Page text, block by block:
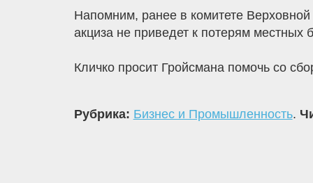
Напомним, ранее в комитете
акциза не приведет к потерям местных
Кличко просит Гройсмана помочь со
Рубрика: Бизнес и Промышленность.